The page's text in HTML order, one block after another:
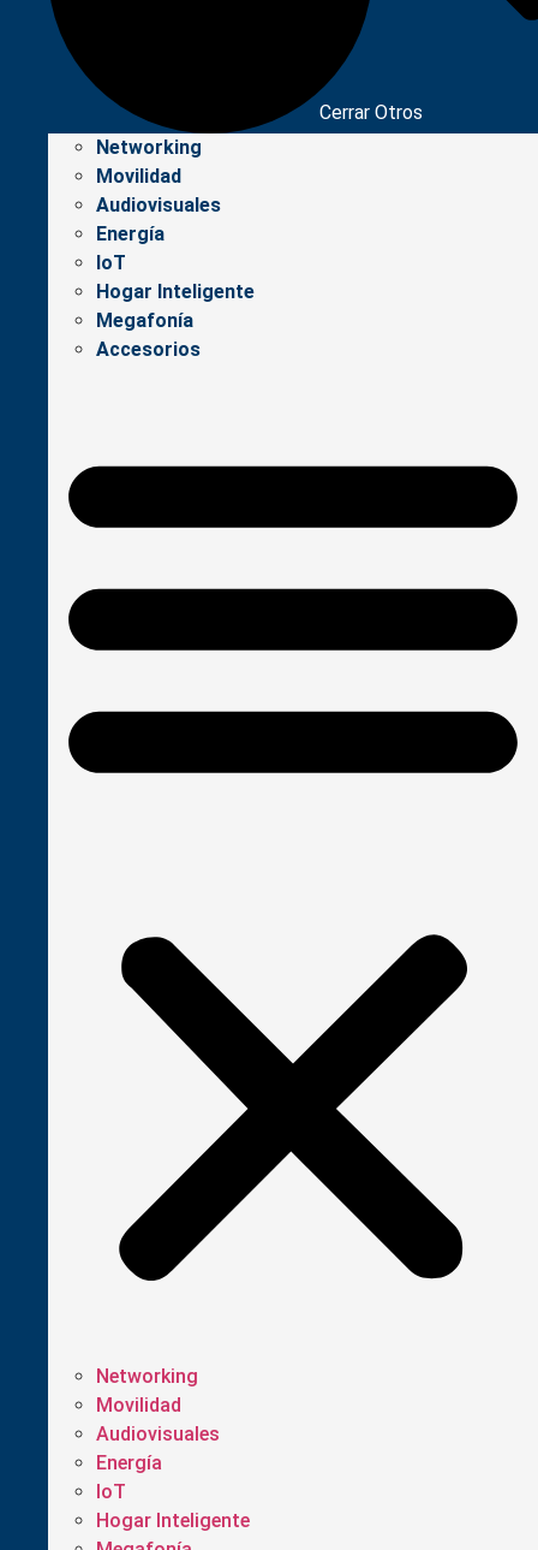
Cerrar Otros
Networking
Movilidad
Audiovisuales
Energía
IoT
Hogar Inteligente
Megafonía
Accesorios
Networking
Movilidad
Audiovisuales
Energía
IoT
Hogar Inteligente